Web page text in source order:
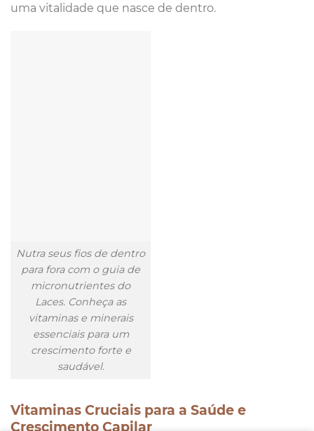
uma vitalidade que nasce de dentro.
Nutra seus fios de dentro
para fora com o guia de
micronutrientes do
Laces. Conheça as
vitaminas e minerais
essenciais para um
crescimento forte e
saudável.
Vitaminas Cruciais para a Saúde e
Crescimento Capilar